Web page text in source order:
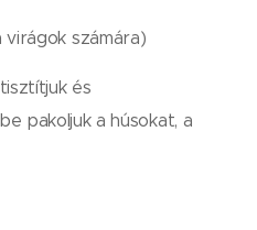
virágok számára)
és
pakoljuk a húsokat, a